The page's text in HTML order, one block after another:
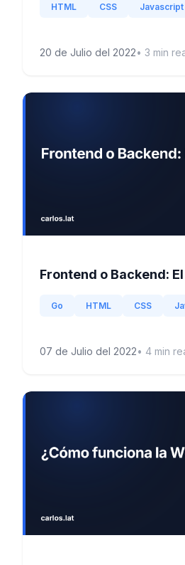
HTML CSS Javascript
20 de Julio del 2022• 3 min
Frontend o Backend:
Go HTML CSS
07 de Julio del 2022• 4 min